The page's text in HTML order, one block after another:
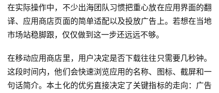
在实际操作中，不少出海团队习惯把重心放在应用界面的翻
译、应用商店页面的简单适配以及投放广告上。若想在当地
市场站稳脚跟，仅仅做到这一步还远远不够。
在移动应用商店里，用户决定是否下载往往只需要几秒钟。
这段时间内，他们会快速浏览应用的名称、图标、截屏和一
句话简介。本土化的优劣直接决定了关键指标的走向：广告